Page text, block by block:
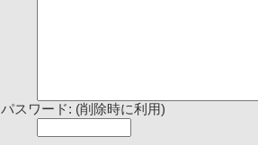
パスワード: (削除時に利用)